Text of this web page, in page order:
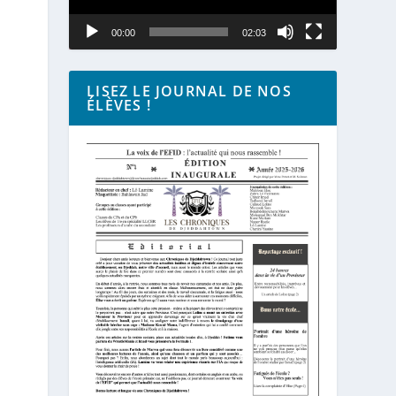
00:00 02:03
LISEZ LE JOURNAL DE NOS
ÉLÈVES !